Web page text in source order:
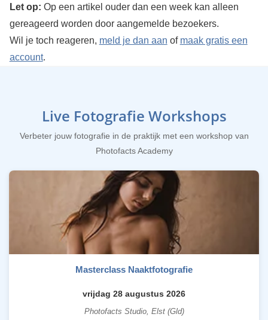
Let op: Op een artikel ouder dan een week kan alleen
gereageerd worden door aangemelde bezoekers.
Wil je toch reageren, meld je dan aan of maak gratis een
account.
Live Fotografie Workshops
Verbeter jouw fotografie in de praktijk met een workshop van
Photofacts Academy
Masterclass Naaktfotografie
vrijdag 28 augustus 2026
Photofacts Studio, Elst (Gld)